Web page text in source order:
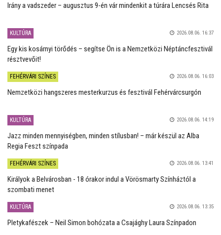
Irány a vadszeder – augusztus 9-én vár mindenkit a túrára Lencsés Rita
KULTÚRA 2026.08.06. 16:37
Egy kis kosárnyi törődés – segítse Ön is a Nemzetközi Néptáncfesztivál
résztvevőit!
FEHÉRVÁRI SZÍNES 2026.08.06. 16:03
Nemzetközi hangszeres mesterkurzus és fesztivál Fehérvárcsurgón
KULTÚRA 2026.08.06. 14:19
Jazz minden mennyiségben, minden stílusban! – már készül az Alba
Regia Feszt színpada
FEHÉRVÁRI SZÍNES 2026.08.06. 13:41
Királyok a Belvárosban - 18 órakor indul a Vörösmarty Színháztól a
szombati menet
KULTÚRA 2026.08.06. 13:35
Pletykafészek – Neil Simon bohózata a Csajághy Laura Színpadon